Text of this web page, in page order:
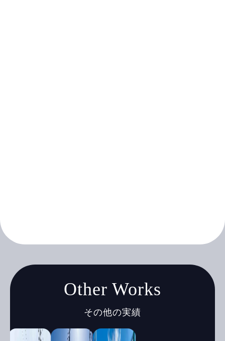
Other Works
その他の実績